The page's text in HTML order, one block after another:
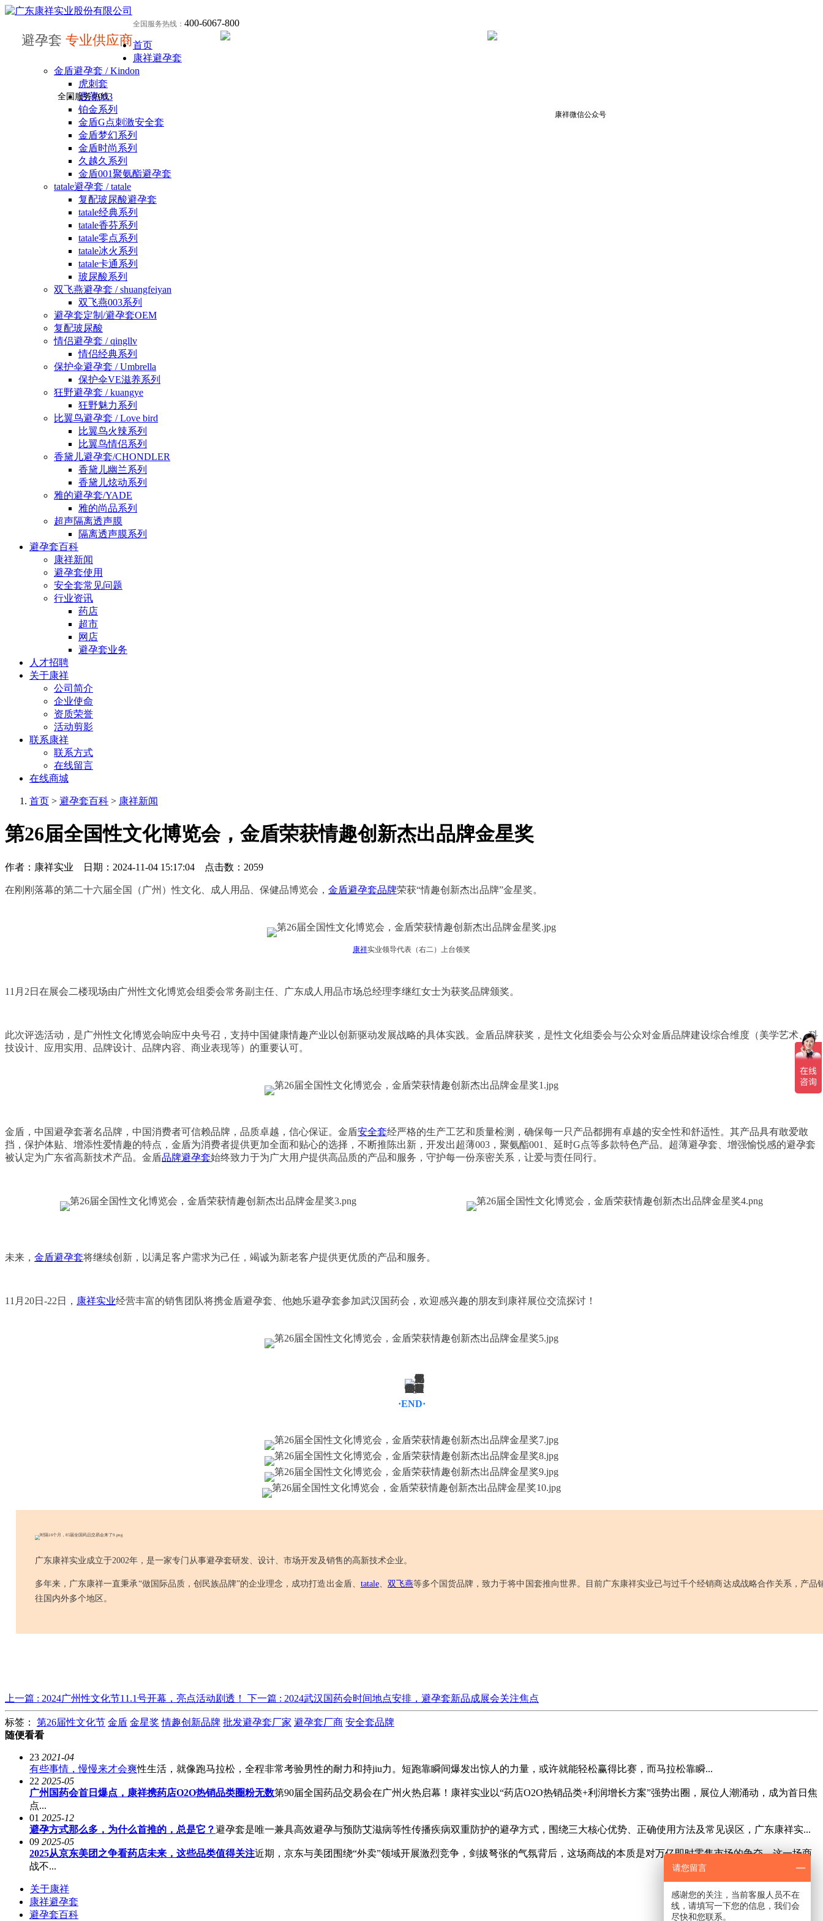
避孕套 专业供应商
全国服务热线： 400-6067-800
首页
康祥避孕套
金盾避孕套 / Kindon
虎刺套
透薄003
铂金系列
金盾G点刺激安全套
金盾梦幻系列
金盾时尚系列
久越久系列
金盾001聚氨酯避孕套
tatale避孕套 / tatale
复配玻尿酸避孕套
tatale经典系列
tatale香芬系列
tatale零点系列
tatale冰火系列
tatale卡通系列
玻尿酸系列
双飞燕避孕套 / shuangfeiyan
双飞燕003系列
避孕套定制/避孕套OEM
复配玻尿酸
情侣避孕套 / qingllv
情侣经典系列
保护伞避孕套 / Umbrella
保护伞VE滋养系列
狂野避孕套 / kuangye
狂野魅力系列
比翼鸟避孕套 / Love bird
比翼鸟火辣系列
比翼鸟情侣系列
香黛儿避孕套/CHONDLER
香黛儿幽兰系列
香黛儿炫动系列
雅的避孕套/YADE
雅的尚品系列
超声隔离透声膜
隔离透声膜系列
避孕套百科
康祥新闻
避孕套使用
安全套常见问题
行业资讯
药店
超市
网店
避孕套业务
人才招聘
关于康祥
公司简介
企业使命
资质荣誉
活动剪影
联系康祥
联系方式
在线留言
在线商城
首页 > 避孕套百科 > 康祥新闻
第26届全国性文化博览会，金盾荣获情趣创新杰出品牌金星奖
作者：康祥实业 日期：2024-11-04 15:17:04 点击数： 2059
在刚刚落幕的第二十六届全国（广州）性文化、成人用品、保健品博览会， 金盾避孕套品牌荣获“情趣创新杰出品牌”金星奖。
康祥实业领导代表（右二）上台领奖
11月2日在展会二楼现场由广州性文化博览会组委会常务副主任、广东成人用品市场总经理李继红女士为获奖品牌颁奖。
此次评选活动，是广州性文化博览会响应中央号召，支持中国健康情趣产业以创新驱动发展战略的具体实践。金盾品牌获奖，是性文化组委会与公众对金盾品牌建设综合维度（美学艺术、科
技设计、应用实用、品牌设计、品牌内容、商业表现等）的重要认可。
金盾，中国避孕套著名品牌，中国消费者可信赖品牌，品质卓越，信心保证。金盾安全套经严格的生产工艺和质量检测，确保每一只产品都拥有卓越的安全性和舒适性。其产品具有敢爱敢
挡，保护体贴、增添性爱情趣的特点，金盾为消费者提供更加全面和贴心的选择，不断推陈出新，开发出超薄003，聚氨酯001、延时G点等多款特色产品。超薄避孕套、增强愉悦感的避孕套
被认定为广东省高新技术产品。金盾品牌避孕套始终致力于为广大用户提供高品质的产品和服务，守护每一份亲密关系，让爱与责任同行。
未来， 金盾避孕套将继续创新，以满足客户需求为己任，竭诚为新老客户提供更优质的产品和服务。
11月20日-22日， 康祥实业经营丰富的销售团队将携金盾避孕套、他她乐避孕套参加武汉国药会，欢迎感兴趣的朋友到康祥展位交流探讨！
·END·
广东康祥实业成立于2002年，是一家专门从事避孕套研发、设计、市场开发及销售的高新技术企业。
多年来，广东康祥一直秉承“做国际品质，创民族品牌”的企业理念，成功打造出金盾、 tatale、 双飞燕等多个国货品牌，致力于将中国套推向世界。目前广东康祥实业已与过千个经销商达成战略合作关系，产品
往国内外多个地区。
上一篇 : 2024广州性文化节11.1号开幕，亮点活动剧透！ 下一篇 : 2024武汉国药会时间地点安排，避孕套新品成展会关注焦点
标签： 第26届性文化节 金盾 金星奖 情趣创新品牌 批发避孕套厂家 避孕套厂商 安全套品牌
随便看看
23 2021-04
有些事情，慢慢来才会爽性生活，就像跑马拉松，全程非常考验男性的耐力和持jiu力。短跑靠瞬间爆发出惊人的力量，或许就能轻松赢得比赛，而马拉松靠瞬...
22 2025-05
广州国药会首日爆点，康祥携药店O2O热销品类圈粉无数第90届全国药品交易会在广州火热启幕！康祥实业以“药店O2O热销品类+利润增长方案”强势出圈，展位人潮涌动，成为首日焦
点...
01 2025-12
避孕方式那么多，为什么首推的，总是它？避孕套是唯一兼具高效避孕与预防艾滋病等性传播疾病双重防护的避孕方式，围绕三大核心优势、正确使用方法及常见误区，广东康祥实...
09 2025-05
2025从京东美团之争看药店未来，这些品类值得关注近期，京东与美团围绕“外卖”领域开展激烈竞争，剑拔弩张的气氛背后，这场商战的本质是对万亿即时零售市场的争夺。这一场商
战不...
关于康祥
康祥避孕套
避孕套百科
全国服务热线
康祥微信公众号
请您留言
感谢您的关注，当前客服人员不在
线，请填写一下您的信息，我们会
尽快和您联系。